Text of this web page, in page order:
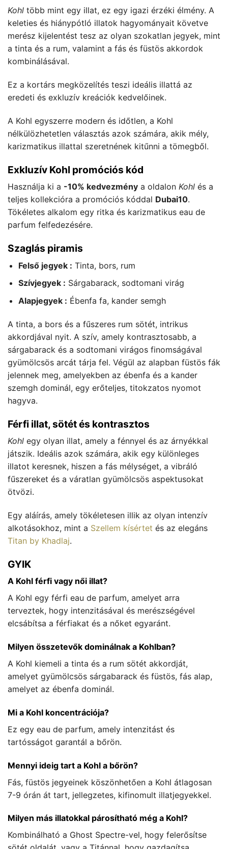
Kohl több mint egy illat, ez egy igazi érzéki élmény. A
keleties és hiánypótló illatok hagyományait követve
merész kijelentést tesz az olyan szokatlan jegyek, mint
a tinta és a rum, valamint a fás és füstös akkordok
kombinálásával.
Ez a kortárs megközelítés teszi ideális illattá az
eredeti és exkluzív kreációk kedvelőinek.
A Kohl egyszerre modern és időtlen, a Kohl
nélkülözhetetlen választás azok számára, akik mély,
karizmatikus illattal szeretnének kitűnni a tömegből.
Exkluzív Kohl promóciós kód
Használja ki a -10% kedvezmény a oldalon Kohl és a
teljes kollekcióra a promóciós kóddal Dubai10.
Tökéletes alkalom egy ritka és karizmatikus eau de
parfum felfedezésére.
Szaglás piramis
Felső jegyek : Tinta, bors, rum
Szívjegyek : Sárgabarack, sodtomani virág
Alapjegyek : Ébenfa fa, kander semgh
A tinta, a bors és a fűszeres rum sötét, intrikus
akkordjával nyit. A szív, amely kontrasztosabb, a
sárgabarack és a sodtomani virágos finomságával
gyümölcsös arcát tárja fel. Végül az alapban füstös fák
jelennek meg, amelyekben az ébenfa és a kander
szemgh dominál, egy erőteljes, titokzatos nyomot
hagyva.
Férfi illat, sötét és kontrasztos
Kohl egy olyan illat, amely a fénnyel és az árnyékkal
játszik. Ideális azok számára, akik egy különleges
illatot keresnek, hiszen a fás mélységet, a vibráló
fűszereket és a váratlan gyümölcsös aspektusokat
ötvözi.
Egy aláírás, amely tökéletesen illik az olyan intenzív
alkotásokhoz, mint a Szellem kísértet és az elegáns
Titan by Khadlaj.
GYIK
A Kohl férfi vagy női illat?
A Kohl egy férfi eau de parfum, amelyet arra
terveztek, hogy intenzitásával és merészségével
elcsábítsa a férfiakat és a nőket egyaránt.
Milyen összetevők dominálnak a Kohlban?
A Kohl kiemeli a tinta és a rum sötét akkordját,
amelyet gyümölcsös sárgabarack és füstös, fás alap,
amelyet az ébenfa dominál.
Mi a Kohl koncentrációja?
Ez egy eau de parfum, amely intenzitást és
tartósságot garantál a bőrön.
Mennyi ideig tart a Kohl a bőrön?
Fás, füstös jegyeinek köszönhetően a Kohl átlagosan
7-9 órán át tart, jellegzetes, kifinomult illatjegyekkel.
Milyen más illatokkal párosítható még a Kohl?
Kombinálható a Ghost Spectre-vel, hogy felerősítse